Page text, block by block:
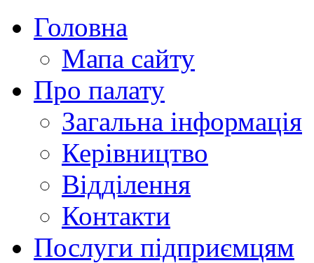
Головна
Мапа сайту
Про палату
Загальна інформація
Керівництво
Відділення
Контакти
Послуги підприємцям